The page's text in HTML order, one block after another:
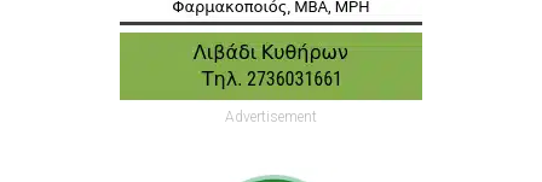
Advertisement